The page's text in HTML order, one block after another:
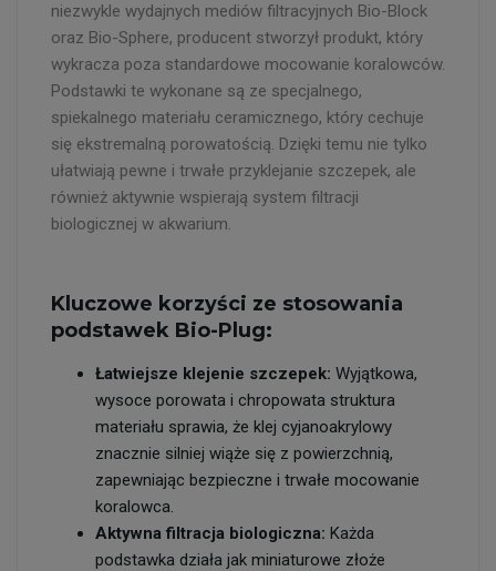
niezwykle wydajnych mediów filtracyjnych Bio-Block
oraz Bio-Sphere, producent stworzył produkt, który
wykracza poza standardowe mocowanie koralowców.
Podstawki te wykonane są ze specjalnego,
spiekalnego materiału ceramicznego, który cechuje
się ekstremalną porowatością. Dzięki temu nie tylko
ułatwiają pewne i trwałe przyklejanie szczepek, ale
również aktywnie wspierają system filtracji
biologicznej w akwarium.
Kluczowe korzyści ze stosowania
podstawek Bio-Plug:
Łatwiejsze klejenie szczepek: Wyjątkowa,
wysoce porowata i chropowata struktura
materiału sprawia, że klej cyjanoakrylowy
znacznie silniej wiąże się z powierzchnią,
zapewniając bezpieczne i trwałe mocowanie
koralowca.
Aktywna filtracja biologiczna: Każda
podstawka działa jak miniaturowe złoże